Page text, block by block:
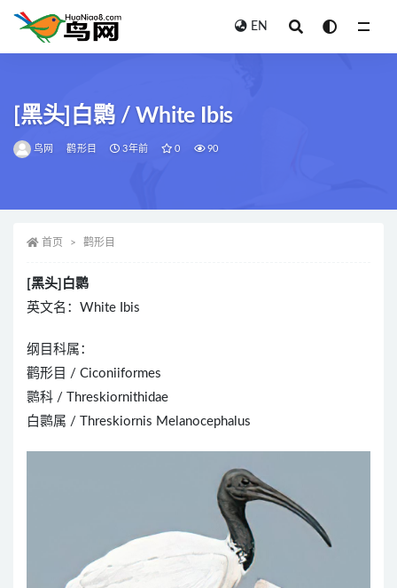
EN
[黑头]白鹮 / White Ibis
鸟网 鹳形目 3年前 0 90
首页 鹳形目
[黑头]白鹮
英文名：White Ibis
纲目科属：
鹳形目 / Ciconiiformes
鹮科 / Threskiornithidae
白鹮属 / Threskiornis Melanocephalus